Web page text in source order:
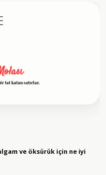
tat katan satırlar.
ve öksürük için ne iyi